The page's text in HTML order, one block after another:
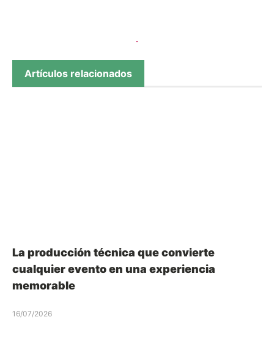
Artículos relacionados
La producción técnica que convierte
cualquier evento en una experiencia
memorable
16/07/2026